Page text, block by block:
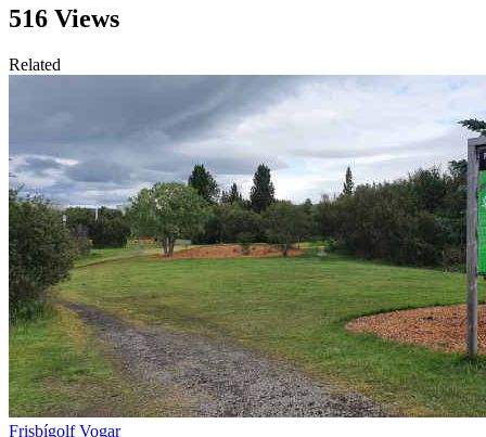
516 Views
Related
Frisbígolf Vogar